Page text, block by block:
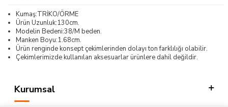
Kumaş:TRİKO/ÖRME
Ürün Uzunluk:130cm.
Modelin Bedeni:38/M beden.
Manken Boyu:1.68cm.
Ürün renginde konsept çekimlerinden dolayı ton farklılığı olabilir.
Çekimlerimizde kullanılan aksesuarlar ürünlere dahil değildir.
Kurumsal